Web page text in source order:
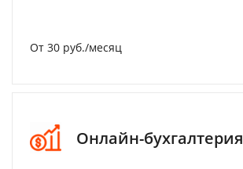
От 30 руб./месяц
Онлайн-бухгалтерия